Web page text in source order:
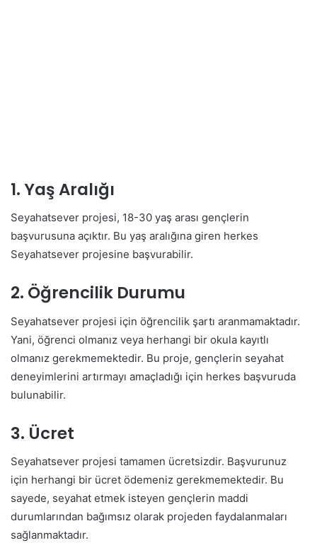
1. Yaş Aralığı
Seyahatsever projesi, 18-30 yaş arası gençlerin
başvurusuna açıktır. Bu yaş aralığına giren herkes
Seyahatsever projesine başvurabilir.
2. Öğrencilik Durumu
Seyahatsever projesi için öğrencilik şartı aranmamaktadır.
Yani, öğrenci olmanız veya herhangi bir okula kayıtlı
olmanız gerekmemektedir. Bu proje, gençlerin seyahat
deneyimlerini artırmayı amaçladığı için herkes başvuruda
bulunabilir.
3. Ücret
Seyahatsever projesi tamamen ücretsizdir. Başvurunuz
için herhangi bir ücret ödemeniz gerekmemektedir. Bu
sayede, seyahat etmek isteyen gençlerin maddi
durumlarından bağımsız olarak projeden faydalanmaları
sağlanmaktadır.